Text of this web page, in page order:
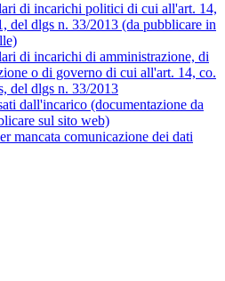
di incarichi politici di cui all'art. 14,
del dlgs n. 33/2013 (da pubblicare in
di incarichi di amministrazione, di
o di governo di cui all'art. 14, co.
del dlgs n. 33/2013
dall'incarico (documentazione da
sul sito web)
mancata comunicazione dei dati